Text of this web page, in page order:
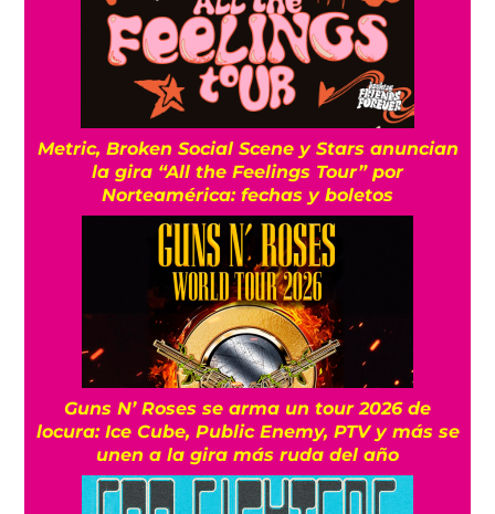
Metric, Broken Social Scene y Stars anuncian
la gira “All the Feelings Tour” por
Norteamérica: fechas y boletos
Guns N’ Roses se arma un tour 2026 de
locura: Ice Cube, Public Enemy, PTV y más se
unen a la gira más ruda del año